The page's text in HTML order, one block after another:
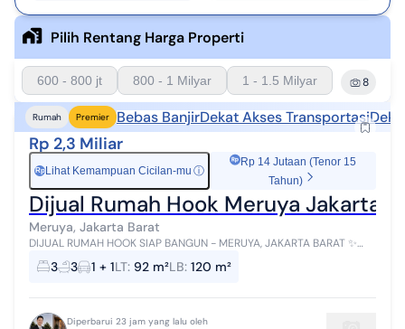
Pilih Rentang Harga Properti
600 - 800 jt 800 - 1 Milyar 1 - 1.5 Milyar 8
Rumah Premier Bebas BanjirDekat Akses Transportasi
Rp 2,3 Miliar
Rp Lihat Kemampuan Cicilan-mu ⓘ
Rp 14 Jutaan (Tenor 15
Tahun)
Dijual Rumah Hook Meruya Jakarta
Meruya, Jakarta Barat
DIJUAL RUMAH HOOK SIAP BANGUN - MERUYA, JAKARTA BARAT ✨
Kesempatan memiliki rumah impian dengan konsep custom sesuai
keinginan Anda! Lokasi: M...
3 3 1 + 1LT: 92 m²LB: 120 m²
Diperbarui 23 jam yang lalu oleh